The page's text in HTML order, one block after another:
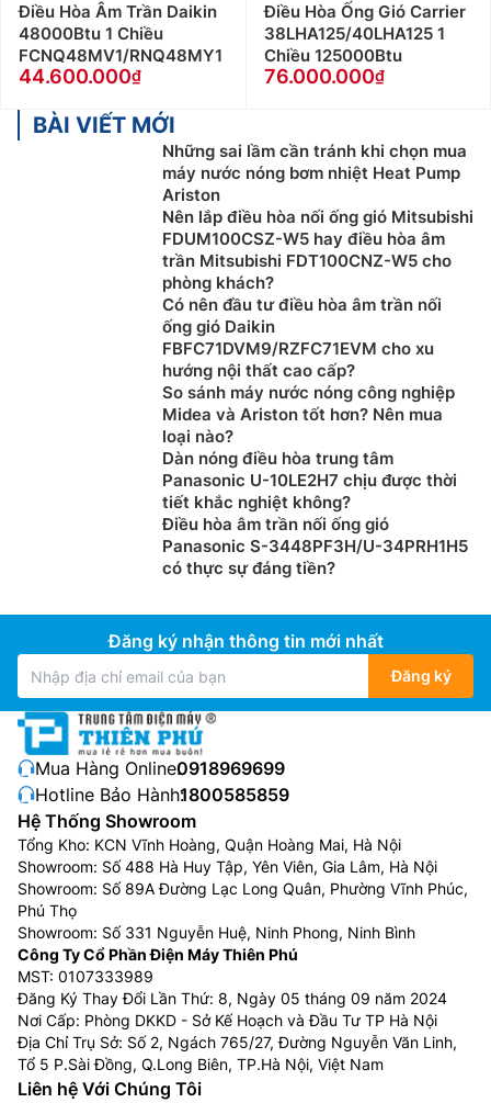
Điều Hòa Âm Trần Daikin
48000Btu 1 Chiều
FCNQ48MV1/RNQ48MY1
44.600.000
Điều Hòa Ống Gió Carrier
38LHA125/40LHA125 1
Chiều 125000Btu
76.000.000
BÀI VIẾT MỚI
Những sai lầm cần tránh khi chọn mua
máy nước nóng bơm nhiệt Heat Pump
Ariston
Nên lắp điều hòa nối ống gió Mitsubishi
FDUM100CSZ-W5 hay điều hòa âm
trần Mitsubishi FDT100CNZ-W5 cho
phòng khách?
Có nên đầu tư điều hòa âm trần nối
ống gió Daikin
FBFC71DVM9/RZFC71EVM cho xu
hướng nội thất cao cấp?
So sánh máy nước nóng công nghiệp
Midea và Ariston tốt hơn? Nên mua
loại nào?
Dàn nóng điều hòa trung tâm
Panasonic U-10LE2H7 chịu được thời
tiết khắc nghiệt không?
Điều hòa âm trần nối ống gió
Panasonic S-3448PF3H/U-34PRH1H5
có thực sự đáng tiền?
Đăng ký nhận thông tin mới nhất
Đăng ký
Mua Hàng Online:0918969699
Hotline Bảo Hành:1800585859
Hệ Thống Showroom
Tổng Kho: KCN Vĩnh Hoàng, Quận Hoàng Mai, Hà Nội
Showroom: Số 488 Hà Huy Tập, Yên Viên, Gia Lâm, Hà Nội
Showroom: Số 89A Đường Lạc Long Quân, Phường Vĩnh Phúc,
Phú Thọ
Showroom: Số 331 Nguyễn Huệ, Ninh Phong, Ninh Bình
Công Ty Cổ Phần Điện Máy Thiên Phú
MST: 0107333989
Đăng Ký Thay Đổi Lần Thứ: 8, Ngày 05 tháng 09 năm 2024
Nơi Cấp: Phòng DKKD - Sở Kế Hoạch và Đầu Tư TP Hà Nội
Địa Chỉ Trụ Sở: Số 2, Ngách 765/27, Đường Nguyễn Văn Linh,
Tổ 5 P.Sài Đồng, Q.Long Biên, TP.Hà Nội, Việt Nam
Liên hệ Với Chúng Tôi